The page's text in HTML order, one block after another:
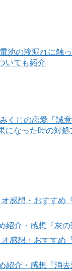
池の液漏れに触
いても紹介
くじの恋愛「誠
になった時の対処
感想・おすすめ
紹介・感想『灰の
感想・おすすめ
紹介・感想『消